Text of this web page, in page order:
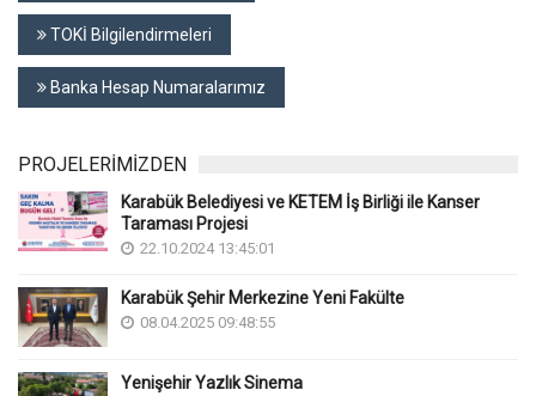
TOKİ Bilgilendirmeleri
Banka Hesap Numaralarımız
PROJELERİMİZDEN
Karabük Belediyesi ve KETEM İş Birliği ile Kanser
Taraması Projesi
22.10.2024 13:45:01
Karabük Şehir Merkezine Yeni Fakülte
08.04.2025 09:48:55
Yenişehir Yazlık Sinema